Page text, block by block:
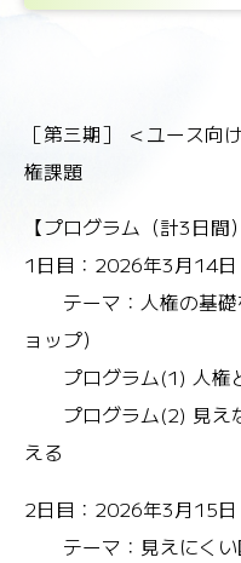
［第三期］ ＜ユース向
権課題
【プログラム（計3日間
1日目：2026年3月14日
テーマ：人権の基礎
ョップ）
プログラム(1) 人権
プログラム(2) 見え
える
2日目：2026年3月15日
テーマ：見えにくい